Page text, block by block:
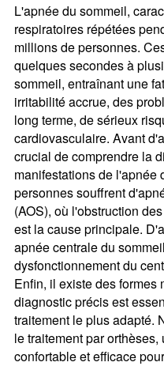
L'apnée du sommeil,
respiratoires répétées
millions de personnes.
quelques secondes à
sommeil, entraînant une
irritabilité accrue, des
long terme, de sérieux
cardiovasculaire. Avant
crucial de comprendre la
manifestations de l'apnée
personnes souffrent
(AOS), où l'obstruction
est la cause principale.
apnée centrale du
dysfonctionnement du
Enfin, il existe des formes
diagnostic précis est
traitement le plus adapté.
le traitement par
confortable et efficace